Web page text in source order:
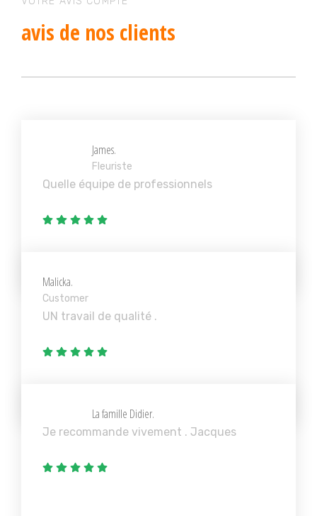
avis de nos clients
James.
Fleuriste
Quelle équipe de professionnels
Malicka.
Customer
UN travail de qualité .
La famille Didier.
Je recommande vivement . Jacques